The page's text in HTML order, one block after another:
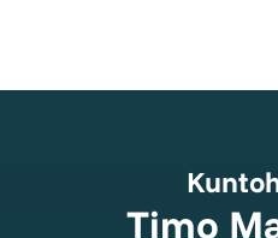
Timo